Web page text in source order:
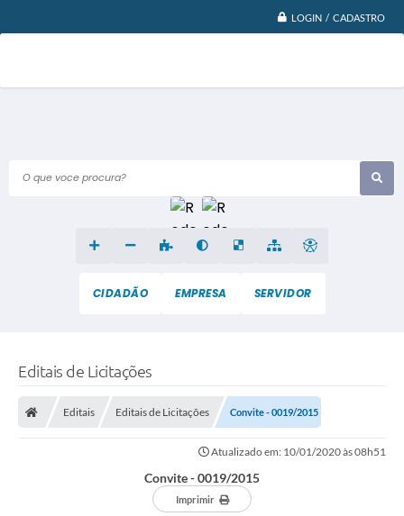
LOGIN / CADASTRO
O que voce procura?
CIDADÃO EMPRESA SERVIDOR
Editais de Licitações
Editais Editais de Licitações Convite - 0019/2015
Atualizado em: 10/01/2020 às 08h51
Convite - 0019/2015
Imprimir